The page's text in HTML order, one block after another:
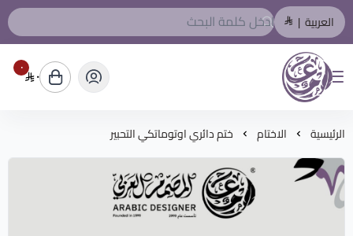
العربية |
المصمم العربي
٠ ٠
الرئيسية الاختام ختم دائري اوتوماتكي التحبير